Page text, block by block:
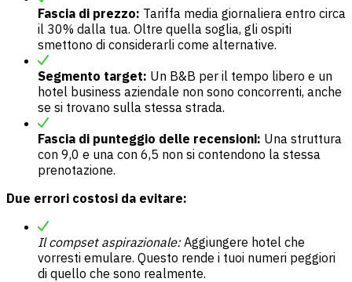
Fascia di prezzo: Tariffa media giornaliera entro circa
il 30% dalla tua. Oltre quella soglia, gli ospiti
smettono di considerarli come alternative.
Segmento target: Un B&B per il tempo libero e un
hotel business aziendale non sono concorrenti, anche
se si trovano sulla stessa strada.
Fascia di punteggio delle recensioni: Una struttura
con 9,0 e una con 6,5 non si contendono la stessa
prenotazione.
Due errori costosi da evitare:
Il compset aspirazionale:Aggiungere hotel che
vorresti emulare. Questo rende i tuoi numeri peggiori
di quello che sono realmente.